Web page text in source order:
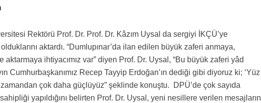
Rektörü Prof. Dr. Prof. Dr. Kâzım Uysal da sergiyi İKÇÜ’ye
aktardı. “Dumlupınar’da ilan edilen büyük zaferi anmaya,
ihtiyacımız var” diyen Prof. Dr. Uysal, “Bu büyük zaferi yâd
Cumhurbaşkanımız Recep Tayyip Erdoğan’ın dediği gibi diyoruz ki; ‘Yüz
zamandan çok daha güçlüyüz” şeklinde konuştu. DPÜ’de çok sayıda
yapıldığını belirten Prof. Dr. Uysal, yeni nesillere verilen mesajların